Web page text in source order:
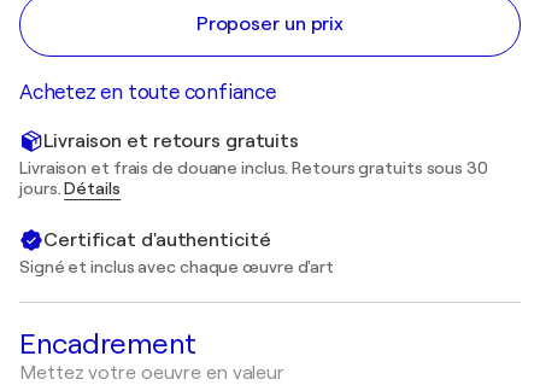
Proposer un prix
Achetez en toute confiance
Livraison et retours gratuits
Livraison et frais de douane inclus. Retours gratuits sous 30
jours.Détails
Certificat d'authenticité
Signé et inclus avec chaque œuvre d'art
Encadrement
Mettez votre oeuvre en valeur